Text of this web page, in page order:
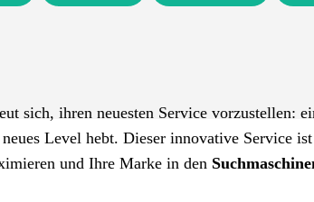
sich, ihren neuesten Service vorzustellen:
Level hebt. Dieser innovative Service
und Ihre Marke in den